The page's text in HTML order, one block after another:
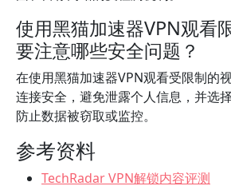
使用黑猫加速器VPN观看
要注意哪些安全问题？
在使用黑猫加速器VPN观看受限制的
连接安全，避免泄露个人信息，并选
防止数据被窃取或监控。
参考资料
TechRadar VPN解锁内容评测